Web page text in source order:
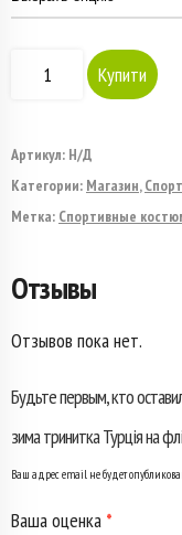
Количество
Костюм
жіночий
осінь-
зима
на
флісі
Купити
Артикул: Н/Д
Категории: Магазин,
Метка: Спортивные
Отзывы
Отзывов пока нет.
Будьте первым, кто
зима тринитка Турція на
Ваш адрес email не будет
Ваша оценка *